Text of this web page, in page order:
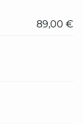
89,00 €